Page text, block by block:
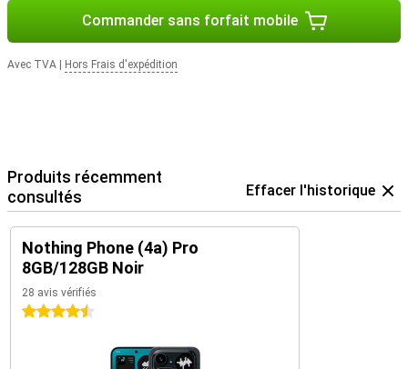
Commander sans forfait mobile
Avec TVA Hors Frais d'expédition
Produits récemment
consultés
Effacer l'historique
Nothing Phone (4a) Pro
8GB/128GB Noir
28 avis vérifiés
4.5 étoiles